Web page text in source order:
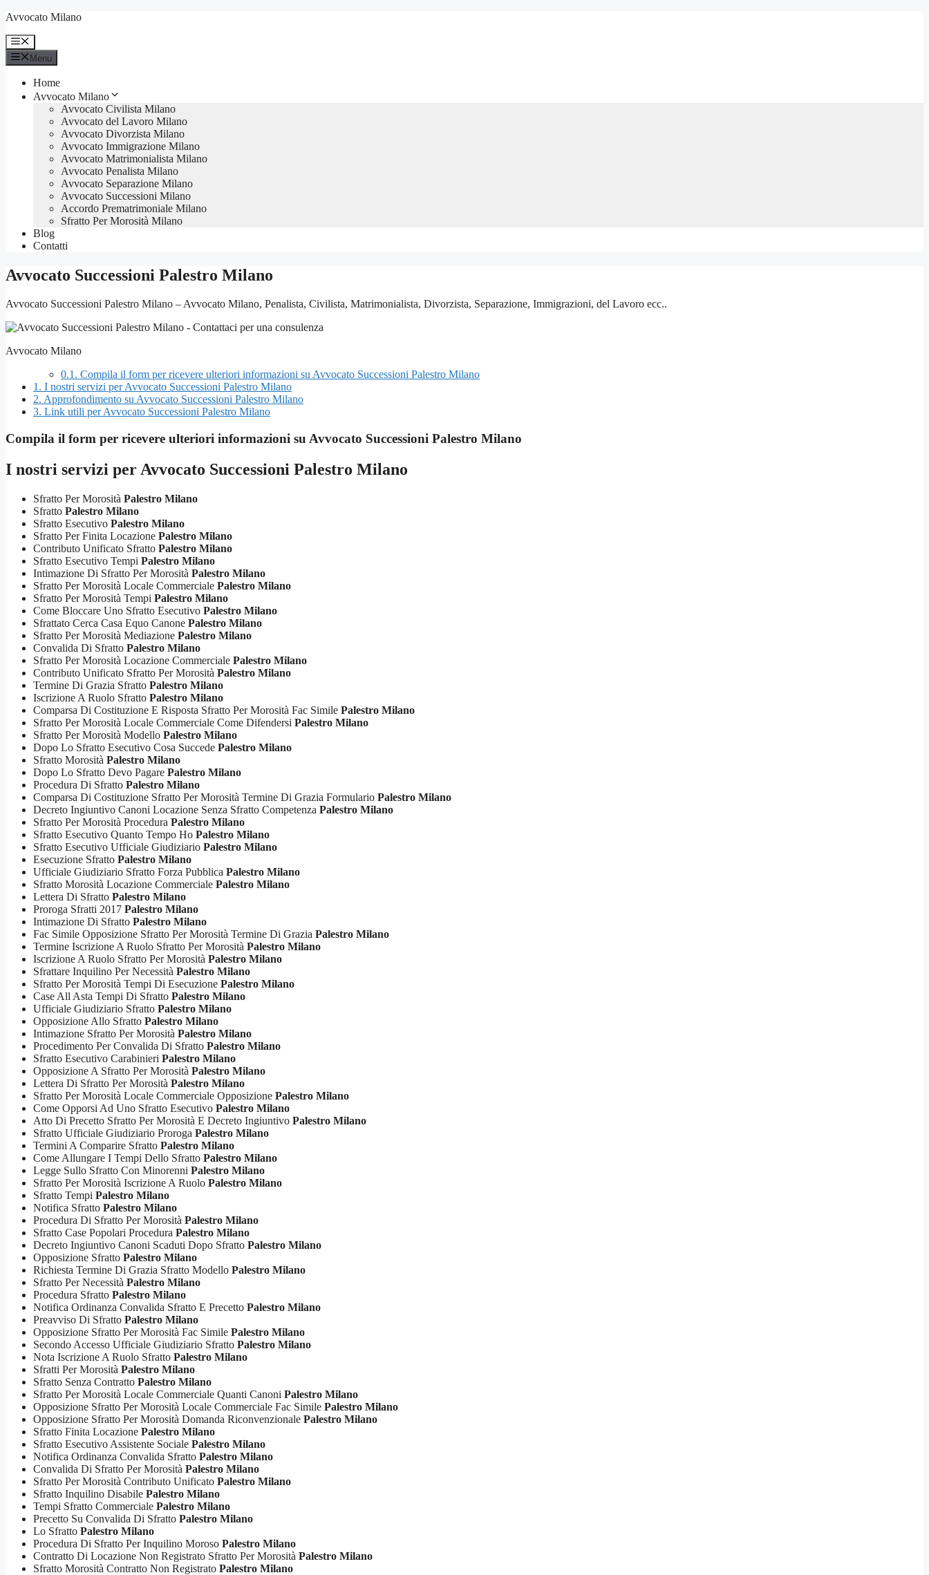
Vai
contenuto
Avvocato Milano
Menu
Menu
Home
Avvocato Milano
Avvocato Civilista Milano
Avvocato del Lavoro Milano
Avvocato Divorzista Milano
Avvocato Immigrazione Milano
Avvocato Matrimonialista Milano
Avvocato Penalista Milano
Avvocato Separazione Milano
Avvocato Successioni Milano
Accordo Prematrimoniale Milano
Sfratto Per Morosità Milano
Blog
Contatti
Avvocato Successioni Palestro Milano
Avvocato Successioni Palestro Milano – Avvocato Milano, Penalista, Civilista, Matrimonialista, Divorzista, Separazione, Immigrazioni, del Lavoro ecc..
Avvocato Milano
0.1. Compila il form per ricevere ulteriori informazioni su Avvocato Successioni Palestro Milano
1. I nostri servizi per Avvocato Successioni Palestro Milano
2. Approfondimento su Avvocato Successioni Palestro Milano
3. Link utili per Avvocato Successioni Palestro Milano
Compila il form per ricevere ulteriori informazioni su Avvocato Successioni Palestro Milano
I nostri servizi per Avvocato Successioni Palestro Milano
Sfratto Per Morosità Palestro Milano
Sfratto Palestro Milano
Sfratto Esecutivo Palestro Milano
Sfratto Per Finita Locazione Palestro Milano
Contributo Unificato Sfratto Palestro Milano
Sfratto Esecutivo Tempi Palestro Milano
Intimazione Di Sfratto Per Morosità Palestro Milano
Sfratto Per Morosità Locale Commerciale Palestro Milano
Sfratto Per Morosità Tempi Palestro Milano
Come Bloccare Uno Sfratto Esecutivo Palestro Milano
Sfrattato Cerca Casa Equo Canone Palestro Milano
Sfratto Per Morosità Mediazione Palestro Milano
Convalida Di Sfratto Palestro Milano
Sfratto Per Morosità Locazione Commerciale Palestro Milano
Contributo Unificato Sfratto Per Morosità Palestro Milano
Termine Di Grazia Sfratto Palestro Milano
Iscrizione A Ruolo Sfratto Palestro Milano
Comparsa Di Costituzione E Risposta Sfratto Per Morosità Fac Simile Palestro Milano
Sfratto Per Morosità Locale Commerciale Come Difendersi Palestro Milano
Sfratto Per Morosità Modello Palestro Milano
Dopo Lo Sfratto Esecutivo Cosa Succede Palestro Milano
Sfratto Morosità Palestro Milano
Dopo Lo Sfratto Devo Pagare Palestro Milano
Procedura Di Sfratto Palestro Milano
Comparsa Di Costituzione Sfratto Per Morosità Termine Di Grazia Formulario Palestro Milano
Decreto Ingiuntivo Canoni Locazione Senza Sfratto Competenza Palestro Milano
Sfratto Per Morosità Procedura Palestro Milano
Sfratto Esecutivo Quanto Tempo Ho Palestro Milano
Sfratto Esecutivo Ufficiale Giudiziario Palestro Milano
Esecuzione Sfratto Palestro Milano
Ufficiale Giudiziario Sfratto Forza Pubblica Palestro Milano
Sfratto Morosità Locazione Commerciale Palestro Milano
Lettera Di Sfratto Palestro Milano
Proroga Sfratti 2017 Palestro Milano
Intimazione Di Sfratto Palestro Milano
Fac Simile Opposizione Sfratto Per Morosità Termine Di Grazia Palestro Milano
Termine Iscrizione A Ruolo Sfratto Per Morosità Palestro Milano
Iscrizione A Ruolo Sfratto Per Morosità Palestro Milano
Sfrattare Inquilino Per Necessità Palestro Milano
Sfratto Per Morosità Tempi Di Esecuzione Palestro Milano
Case All Asta Tempi Di Sfratto Palestro Milano
Ufficiale Giudiziario Sfratto Palestro Milano
Opposizione Allo Sfratto Palestro Milano
Intimazione Sfratto Per Morosità Palestro Milano
Procedimento Per Convalida Di Sfratto Palestro Milano
Sfratto Esecutivo Carabinieri Palestro Milano
Opposizione A Sfratto Per Morosità Palestro Milano
Lettera Di Sfratto Per Morosità Palestro Milano
Sfratto Per Morosità Locale Commerciale Opposizione Palestro Milano
Come Opporsi Ad Uno Sfratto Esecutivo Palestro Milano
Atto Di Precetto Sfratto Per Morosità E Decreto Ingiuntivo Palestro Milano
Sfratto Ufficiale Giudiziario Proroga Palestro Milano
Termini A Comparire Sfratto Palestro Milano
Come Allungare I Tempi Dello Sfratto Palestro Milano
Legge Sullo Sfratto Con Minorenni Palestro Milano
Sfratto Per Morosità Iscrizione A Ruolo Palestro Milano
Sfratto Tempi Palestro Milano
Notifica Sfratto Palestro Milano
Procedura Di Sfratto Per Morosità Palestro Milano
Sfratto Case Popolari Procedura Palestro Milano
Decreto Ingiuntivo Canoni Scaduti Dopo Sfratto Palestro Milano
Opposizione Sfratto Palestro Milano
Richiesta Termine Di Grazia Sfratto Modello Palestro Milano
Sfratto Per Necessità Palestro Milano
Procedura Sfratto Palestro Milano
Notifica Ordinanza Convalida Sfratto E Precetto Palestro Milano
Preavviso Di Sfratto Palestro Milano
Opposizione Sfratto Per Morosità Fac Simile Palestro Milano
Secondo Accesso Ufficiale Giudiziario Sfratto Palestro Milano
Nota Iscrizione A Ruolo Sfratto Palestro Milano
Sfratti Per Morosità Palestro Milano
Sfratto Senza Contratto Palestro Milano
Sfratto Per Morosità Locale Commerciale Quanti Canoni Palestro Milano
Opposizione Sfratto Per Morosità Locale Commerciale Fac Simile Palestro Milano
Opposizione Sfratto Per Morosità Domanda Riconvenzionale Palestro Milano
Sfratto Finita Locazione Palestro Milano
Sfratto Esecutivo Assistente Sociale Palestro Milano
Notifica Ordinanza Convalida Sfratto Palestro Milano
Convalida Di Sfratto Per Morosità Palestro Milano
Sfratto Per Morosità Contributo Unificato Palestro Milano
Sfratto Inquilino Disabile Palestro Milano
Tempi Sfratto Commerciale Palestro Milano
Precetto Su Convalida Di Sfratto Palestro Milano
Lo Sfratto Palestro Milano
Procedura Di Sfratto Per Inquilino Moroso Palestro Milano
Contratto Di Locazione Non Registrato Sfratto Per Morosità Palestro Milano
Sfratto Morosità Contratto Non Registrato Palestro Milano